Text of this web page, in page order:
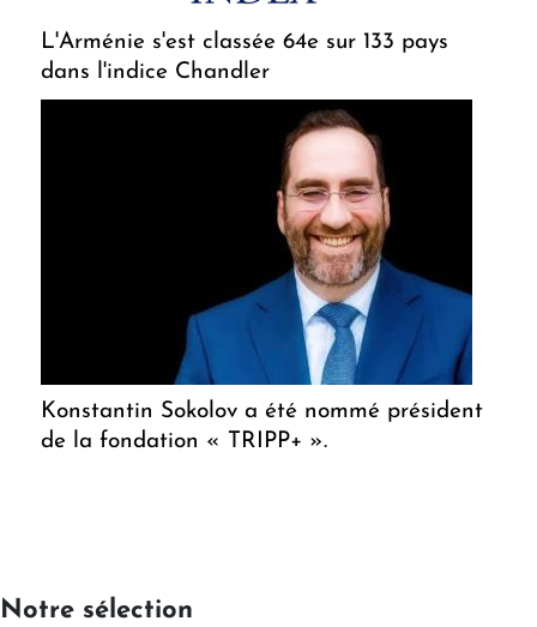
L'Arménie s'est classée 64e sur 133 pays
dans l'indice Chandler
Konstantin Sokolov a été nommé président
de la fondation « TRIPP+ ».
Notre sélection